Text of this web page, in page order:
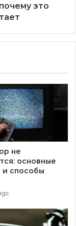
это
не
основные
и способы